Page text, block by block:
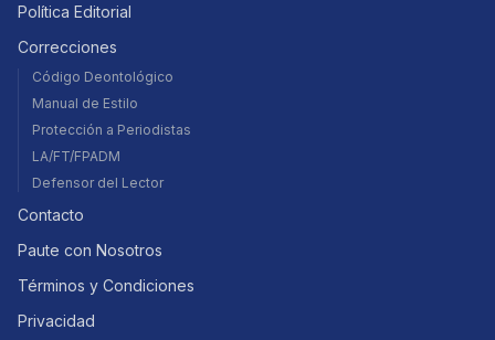
Política Editorial
Correcciones
Código Deontológico
Manual de Estilo
Protección a Periodistas
LA/FT/FPADM
Defensor del Lector
Contacto
Paute con Nosotros
Términos y Condiciones
Privacidad